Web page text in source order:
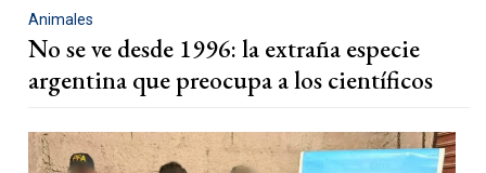
Animales
No se ve desde 1996: la extraña especie
argentina que preocupa a los científicos